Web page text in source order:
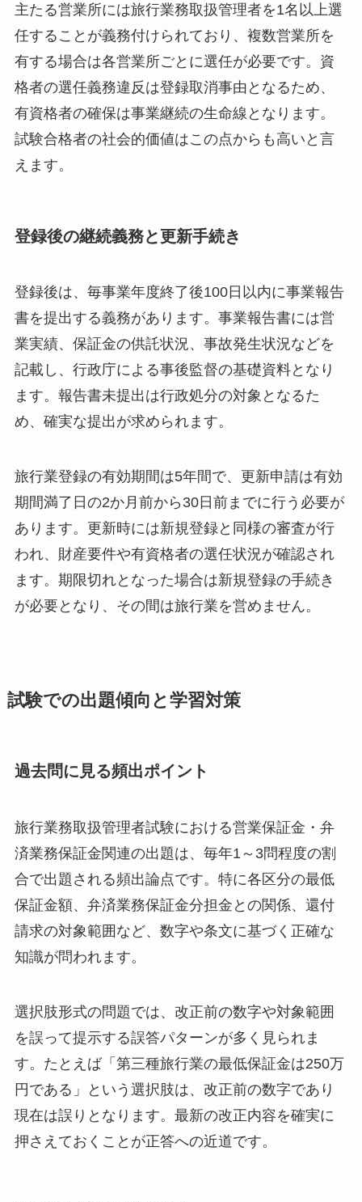
主たる営業所には旅行業務取扱管理者を1名以上選
任することが義務付けられており、複数営業所を
有する場合は各営業所ごとに選任が必要です。資
格者の選任義務違反は登録取消事由となるため、
有資格者の確保は事業継続の生命線となります。
試験合格者の社会的価値はこの点からも高いと言
えます。
登録後の継続義務と更新手続き
登録後は、毎事業年度終了後100日以内に事業報告
書を提出する義務があります。事業報告書には営
業実績、保証金の供託状況、事故発生状況などを
記載し、行政庁による事後監督の基礎資料となり
ます。報告書未提出は行政処分の対象となるた
め、確実な提出が求められます。
旅行業登録の有効期間は5年間で、更新申請は有効
期間満了日の2か月前から30日前までに行う必要が
あります。更新時には新規登録と同様の審査が行
われ、財産要件や有資格者の選任状況が確認され
ます。期限切れとなった場合は新規登録の手続き
が必要となり、その間は旅行業を営めません。
試験での出題傾向と学習対策
過去問に見る頻出ポイント
旅行業務取扱管理者試験における営業保証金・弁
済業務保証金関連の出題は、毎年1～3問程度の割
合で出題される頻出論点です。特に各区分の最低
保証金額、弁済業務保証金分担金との関係、還付
請求の対象範囲など、数字や条文に基づく正確な
知識が問われます。
選択肢形式の問題では、改正前の数字や対象範囲
を誤って提示する誤答パターンが多く見られま
す。たとえば「第三種旅行業の最低保証金は250万
円である」という選択肢は、改正前の数字であり
現在は誤りとなります。最新の改正内容を確実に
押さえておくことが正答への近道です。